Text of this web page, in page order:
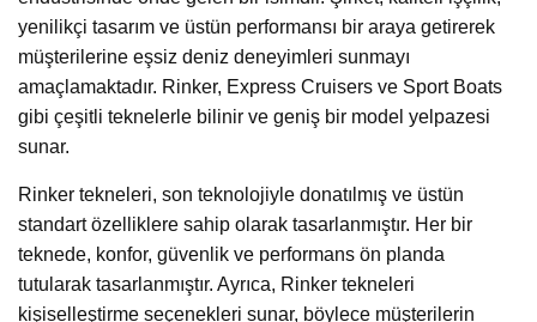
yenilikçi tasarım ve üstün performansı bir araya getirerek
müşterilerine eşsiz deniz deneyimleri sunmayı
amaçlamaktadır. Rinker, Express Cruisers ve Sport Boats
gibi çeşitli teknelerle bilinir ve geniş bir model yelpazesi
sunar.
Rinker tekneleri, son teknolojiyle donatılmış ve üstün
standart özelliklere sahip olarak tasarlanmıştır. Her bir
teknede, konfor, güvenlik ve performans ön planda
tutularak tasarlanmıştır. Ayrıca, Rinker tekneleri
kişiselleştirme seçenekleri sunar, böylece müşterilerin